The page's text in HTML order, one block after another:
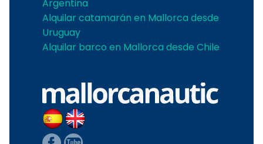
Argentina
Alquilar catamarán en Mallorca desde
Uruguay
Alquilar barco en Mallorca desde Chile